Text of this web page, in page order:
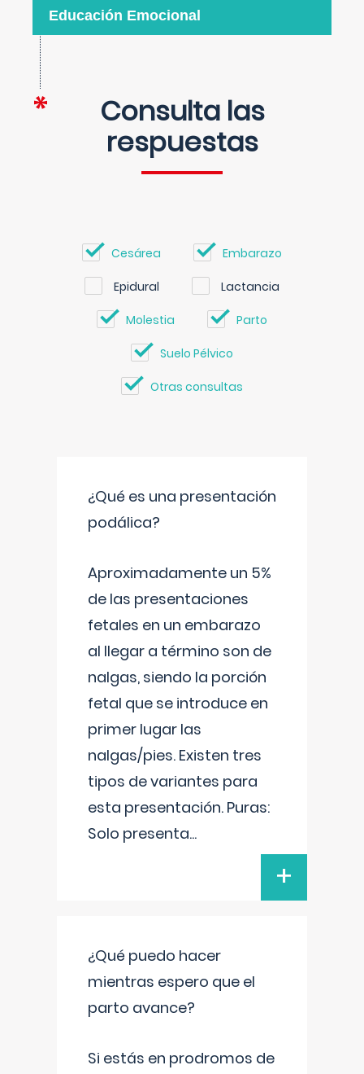
Educación Emocional
Consulta las
respuestas
Cesárea Embarazo
Epidural Lactancia
Molestia Parto
Suelo Pélvico
Otras consultas
¿Qué es una presentación
podálica?
Aproximadamente un 5%
de las presentaciones
fetales en un embarazo
al llegar a término son de
nalgas, siendo la porción
fetal que se introduce en
primer lugar las
nalgas/pies. Existen tres
tipos de variantes para
esta presentación. Puras:
Solo presenta...
+
¿Qué puedo hacer
mientras espero que el
parto avance?
Si estás en prodromos de